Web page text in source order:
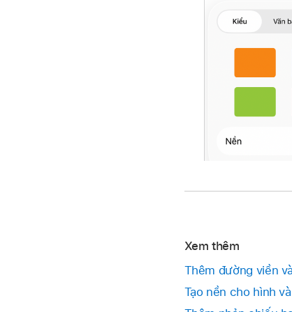
Xem thêm
Thêm đường viền
Tạo nền cho hình